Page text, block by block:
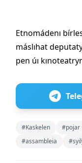
Etnomádenı
máslıhat
pen úı
#Kaskelen #pojar
#assambleia